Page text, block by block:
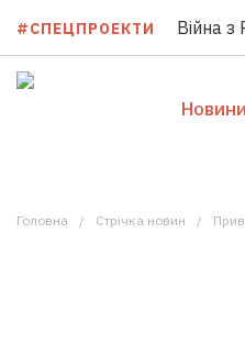
#СПЕЦПРОЕКТИ Війна з
Новини
Головна Стрічка новин